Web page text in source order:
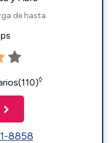
de hasta
◊
8858